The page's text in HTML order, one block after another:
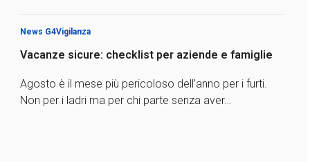
News G4Vigilanza
Vacanze sicure: checklist per aziende e famiglie
Agosto è il mese più pericoloso dell’anno per i furti.
Non per i ladri ma per chi parte senza aver…